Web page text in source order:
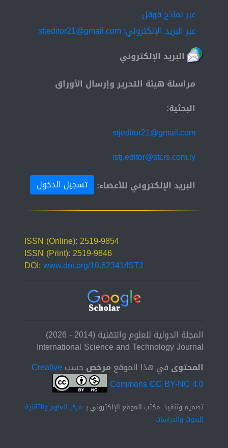
عبر نماذج قوقل
عبر البريد الإلكتروني: stjeditor21@gmail.com
البريد الإلكتروني
مراسلة هيئة التحرير وإرسال الأوراق
البحثية:
stjeditor21@gmail.com
istj.editor@stcrs.com.ly
البريد الإلكتروني للأعضاء:
تسجيل الدخول
ISSN (Online): 2519-9854
ISSN (Print): 2519-9846
DOI:www.doi.org/10.62341/ISTJ
المجلة الدولية للعلوم والتقنية (2014 - 2026)
International Science and Technology Journal
المحتوى في هذا الموقع مرخصحسبCreative
Commons CC BY-NC 4.0
تصميم وتنفيذ: مكتب الموقع الإلكتروني بــمركز العلوم والتقنية
للبحوث والدراسات